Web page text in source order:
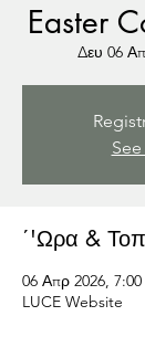
Easter
Δευ 06
΄'Ωρα &
06 Απρ 2026,
LUCE Website